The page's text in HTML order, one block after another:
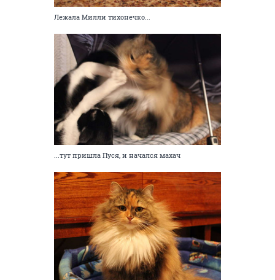
Лежала Милли тихонечко...
...тут пришла Пуся, и начался махач